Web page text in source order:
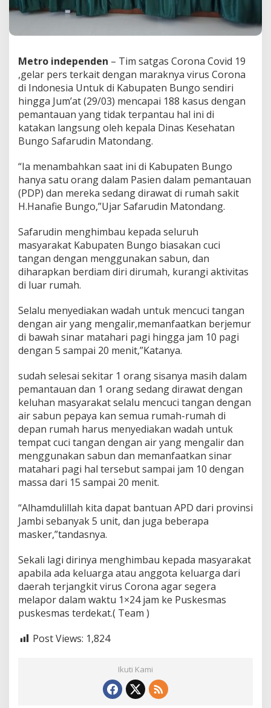
b
u
a
e
n
u
n
g
o
g
e
a
r
k
o
n
e
r
e
n
s
e
r
s
T
e
k
a
i
t
D
e
n
g
a
n
M
r
a
a
V
i
r
u
s
n
a
D
Metro independen – Tim satgas Corona Covid 19
,gelar pers terkait dengan maraknya virus Corona
di Indonesia Untuk di Kabupaten Bungo sendiri
hingga Jum’at (29/03) mencapai 188 kasus dengan
pemantauan yang tidak terpantau hal ini di
katakan langsung oleh kepala Dinas Kesehatan
Bungo Safarudin Matondang.
“Ia menambahkan saat ini di Kabupaten Bungo
hanya satu orang dalam Pasien dalam pemantauan
(PDP) dan mereka sedang dirawat di rumah sakit
H.Hanafie Bungo,”Ujar Safarudin Matondang.
Safarudin menghimbau kepada seluruh
masyarakat Kabupaten Bungo biasakan cuci
tangan dengan menggunakan sabun, dan
diharapkan berdiam diri dirumah, kurangi aktivitas
di luar rumah.
Selalu menyediakan wadah untuk mencuci tangan
dengan air yang mengalir,memanfaatkan berjemur
di bawah sinar matahari pagi hingga jam 10 pagi
dengan 5 sampai 20 menit,”Katanya.
sudah selesai sekitar 1 orang sisanya masih dalam
pemantauan dan 1 orang sedang dirawat dengan
keluhan masyarakat selalu mencuci tangan dengan
air sabun pepaya kan semua rumah-rumah di
depan rumah harus menyediakan wadah untuk
tempat cuci tangan dengan air yang mengalir dan
menggunakan sabun dan memanfaatkan sinar
matahari pagi hal tersebut sampai jam 10 dengan
massa dari 15 sampai 20 menit.
“Alhamdulillah kita dapat bantuan APD dari provinsi
Jambi sebanyak 5 unit, dan juga beberapa
masker,”tandasnya.
Sekali lagi dirinya menghimbau kepada masyarakat
apabila ada keluarga atau anggota keluarga dari
daerah terjangkit virus Corona agar segera
melapor dalam waktu 1×24 jam ke Puskesmas
puskesmas terdekat.( Team )
Post Views: 1,824
Ikuti Kami